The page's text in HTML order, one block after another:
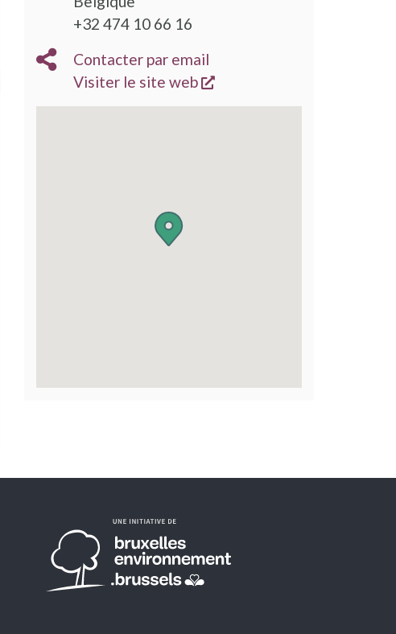
+32 474 10 66 16
Contacter par email
Visiter le site web
s'ouvre dans une